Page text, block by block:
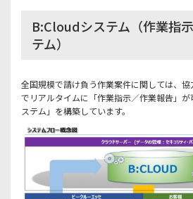
B:Cloudシステム（作業指
テム）
全国規模で請け負う作業案件に関しては、
でリアルタイムに「作業指示／作業報告」
ステム」を構築しています。